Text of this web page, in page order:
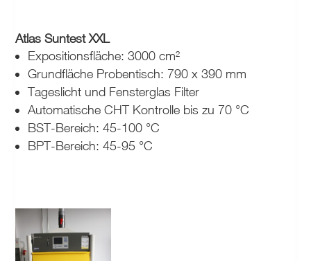
Atlas Suntest XXL
Expositionsfläche: 3000 cm²
Grundfläche Probentisch: 790 x 390 mm
Tageslicht und Fensterglas Filter
Automatische CHT Kontrolle bis zu 70 °C
BST-Bereich: 45-100 °C
BPT-Bereich: 45-95 °C